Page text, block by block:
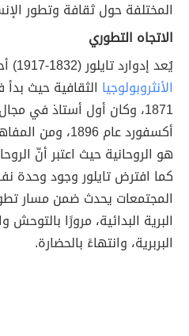
المختلفة حول ثقافة وتطور
الاتجاه التطوري
يُعد إدوارد تايلور (1832-1917) أحد أهم
الأنثروبولوجيا الثقافية حيث
1871، وكان أول أستاذ في
أكسفورد عام
هو الروحانية حيث اعتبر أنّ
كما افترض تايلور وجود وحدة
المجتمعات يحدث ضمن مسار
البرية البدائية، مرورًا
البربرية، وانتهاءً بالحضارة.